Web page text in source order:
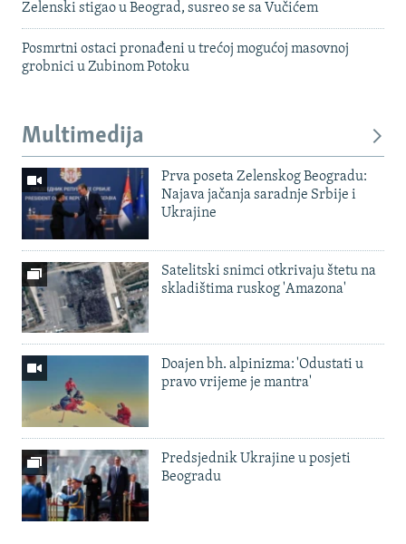
Zelenski stigao u Beograd, susreo se sa Vučićem
Posmrtni ostaci pronađeni u trećoj mogućoj masovnoj
grobnici u Zubinom Potoku
Multimedija
Prva poseta Zelenskog Beogradu:
Najava jačanja saradnje Srbije i
Ukrajine
Satelitski snimci otkrivaju štetu na
skladištima ruskog 'Amazona'
Doajen bh. alpinizma: 'Odustati u
pravo vrijeme je mantra'
Predsjednik Ukrajine u posjeti
Beogradu